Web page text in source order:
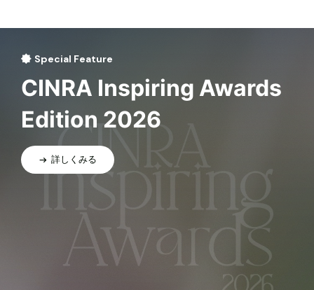
Special Feature
CINRA Inspiring Awards
Edition 2026
詳しくみる